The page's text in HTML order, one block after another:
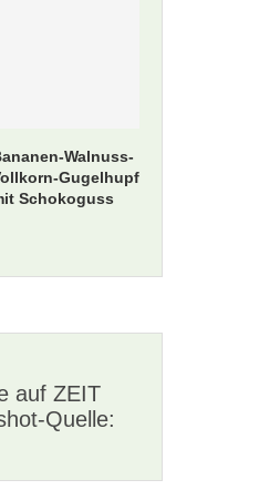
Walnuss-
Gugelhupf
Schokoguss
auf ZEIT
Quelle: